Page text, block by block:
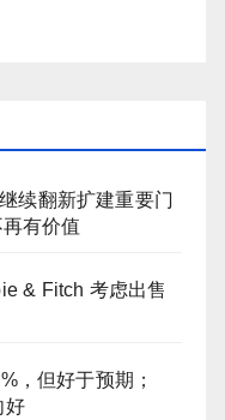
续翻新扩建重要门
有价值
& Fitch 考虑出售
，但好于预期；
好